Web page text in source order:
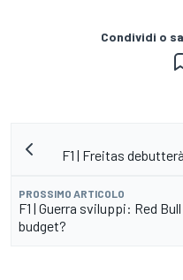
Condividi o
F1 | Freitas
PROSSIMO ARTICOLO
F1 | Guerra sviluppi: Red
budget?